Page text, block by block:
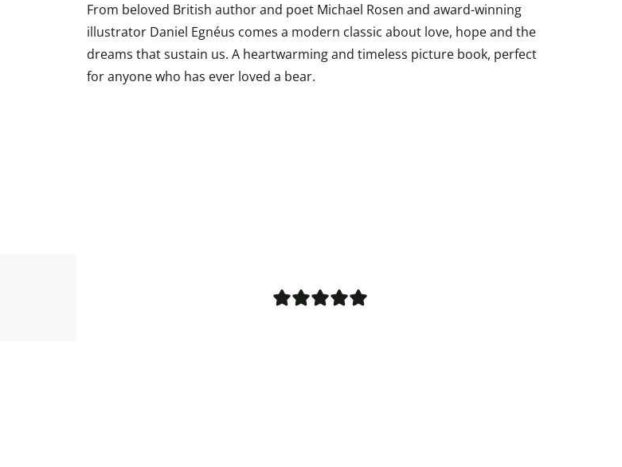
From beloved British author and poet Michael Rosen and award-winning
illustrator Daniel Egnéus comes a modern classic about love, hope and the
dreams that sustain us. A heartwarming and timeless picture book, perfect
for anyone who has ever loved a bear.